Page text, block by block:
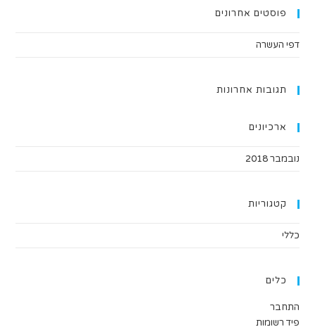
פוסטים אחרונים
דפי העשרה
תגובות אחרונות
ארכיונים
נובמבר 2018
קטגוריות
כללי
כלים
התחבר
פיד רשומות